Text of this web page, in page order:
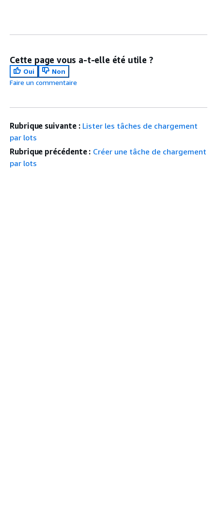
Cette page vous a-t-elle été utile ?
Oui
Non
Faire un commentaire
Rubrique suivante : Lister les tâches de chargement
par lots
Rubrique précédente : Créer une tâche de chargement
par lots